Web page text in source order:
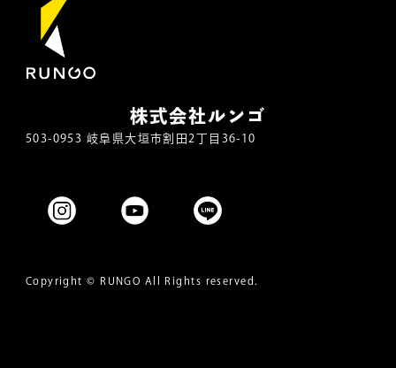
株式会社ルンゴ
503-0953 岐阜県大垣市割田2丁目36-10
Copyright © RUNGO All Rights reserved.